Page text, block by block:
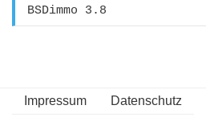
BSDimmo 3.8
Impressum Datenschutz